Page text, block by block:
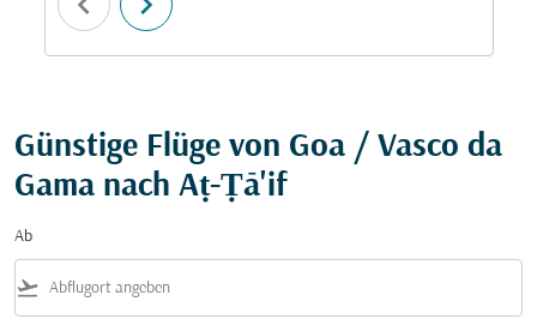
Günstige Flüge von Goa / Vasco da
Gama nach Aṭ-Ṭā'if
Ab
flight_takeoff